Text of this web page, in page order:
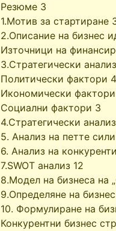
Резюме 3
1.Мотив за стартиране
2.Описание на бизнес
Източници на
3.Стратегически
Политически фактори 4
Икономически
Социални фактори 3
4.Стратегически
5. Анализ на петте
6. Анализ на
7.SWOT анализ 12
8.Модел на бизнеса на
9.Определяне на
10. Формулиране на
Конкурентни бизнес